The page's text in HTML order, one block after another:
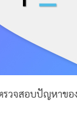
รวจสอบปัญหา